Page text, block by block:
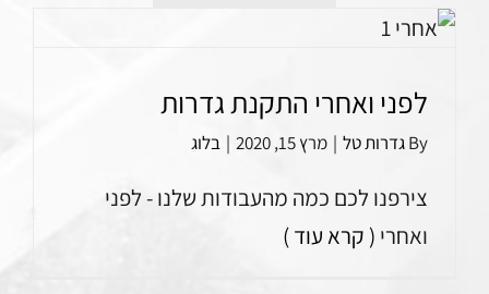
לפני ואחרי התקנת גדרות
Byגדרות טל | מרץ 15, 2020 | בלוג
צירפנו לכם כמה מהעבודות שלנו - לפני
ואחרי ( קרא עוד )